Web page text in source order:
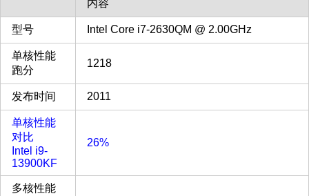
内容
型号 Intel Core i7-2630QM @ 2.00GHz
单核性能
跑分
1218
发布时间 2011
单核性能
对比
Intel i9-
13900KF
26%
多核性能